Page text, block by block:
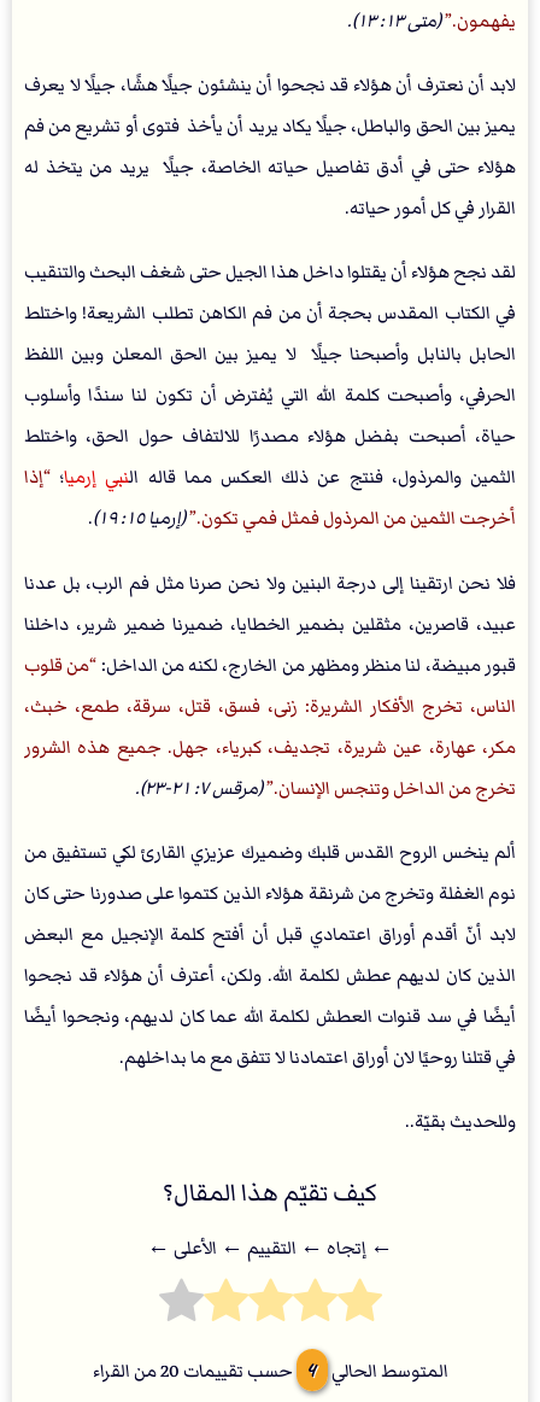
يفهمون. (متى ١٣: ١٣).
لابد أن نعترف أن هؤلاء قد نجحوا أن ينشئون جيلًا هشًا، جيلًا لا يعرف
يميز بين الحق والباطل، جيلًا يكاد يريد أن يأخذ فتوى أو تشريع من فم
هؤلاء حتى في أدق تفاصيل حياته الخاصة، جيلًا يريد من يتخذ له
القرار في كل أمور حياته.
لقد نجح هؤلاء أن يقتلوا داخل هذا الجيل حتى شغف البحث والتنقيب
في الكتاب المقدس بحجة أن من فم الكاهن تطلب الشريعة! واختلط
الحابل بالنابل وأصبحنا جيلًا لا يميز بين الحق المعلن وبين اللفظ
الحرفي، وأصبحت كلمة الله التي يُفترض أن تكون لنا سندًا وأسلوب
حياة، أصبحت بفضل هؤلاء مصدرًا للالتفاف حول الحق، واختلط
الثمين والمرذول، فنتج عن ذلك العكس مما قاله النبي إرميا؛
إذا
أخرجت الثمين من المرذول فمثل فمي تكون. (إرميا ١٥: ١٩) .
فلا نحن ارتقينا إلى درجة البنين ولا نحن صرنا مثل فم الرب، بل عدنا
عبيد، قاصرين، مثقلين بضمير الخطايا، ضميرنا ضمير شرير، داخلنا
قبور مبيضة، لنا منظر ومظهر من الخارج، لكنه من الداخل: من قلوب
الناس، تخرج الأفكار الشريرة: زنى، فسق، قتل، سرقة، طمع، خبث،
مكر، عهارة، عين شريرة، تجديف، كبرياء، جهل. جميع هذه الشرور
تخرج من الداخل وتنجس الإنسان. (مرقس ٧: ٢١-٢٣).
ألم ينخس الروح القدس قلبك وضميرك عزيزي القارئ لكي تستفيق من
نوم الغفلة وتخرج من شرنقة هؤلاء الذين كتموا على صدورنا حتى كان
لابد أنّ أقدم أوراق اعتمادي قبل أن أفتح كلمة الإنجيل مع البعض
الذين كان لديهم عطش لكلمة الله. ولكن، أعترف أن هؤلاء قد نجحوا
أيضًا في سد قنوات العطش لكلمة الله عما كان لديهم، ونجحوا أيضًا
في قتلنا روحيًا لان أوراق اعتمادنا لا تتفق مع ما بداخلهم.
وللحديث بقيّة..
كيف تقيّم هذا المقال؟
← إتجاه ← التقييم ← اﻷعلى ←
المتوسط الحالي 4 حسب تقييمات 20من القراء